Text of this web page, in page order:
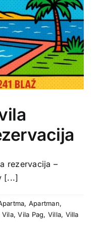
rezervacija –
[...]
, Apartman,
Vila,Vila Pag, Villa, Villa